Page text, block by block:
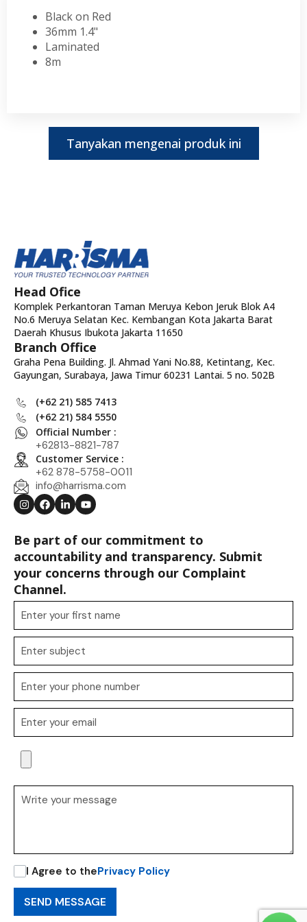
Black on Red
36mm 1.4"
Laminated
8m
Tanyakan mengenai produk ini
Head Ofice
Komplek Perkantoran Taman Meruya Kebon Jeruk Blok A4
No.6 Meruya Selatan Kec. Kembangan Kota Jakarta Barat
Daerah Khusus Ibukota Jakarta 11650
Branch Office
Graha Pena Building. Jl. Ahmad Yani No.88, Ketintang, Kec.
Gayungan, Surabaya, Jawa Timur 60231 Lantai. 5 no. 502B
(+62 21) 585 7413
(+62 21) 584 5550
Official Number :
+62813-8821-787
Customer Service :
+62 878-5758-0011
info@harrisma.com
Be part of our commitment to
accountability and transparency. Submit
your concerns through our Complaint
Channel.
I Agree to thePrivacy Policy
SEND MESSAGE